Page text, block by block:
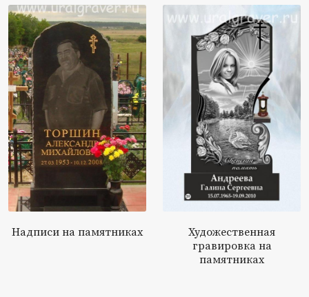
Надписи на памятниках
Художественная
гравировка на
памятниках